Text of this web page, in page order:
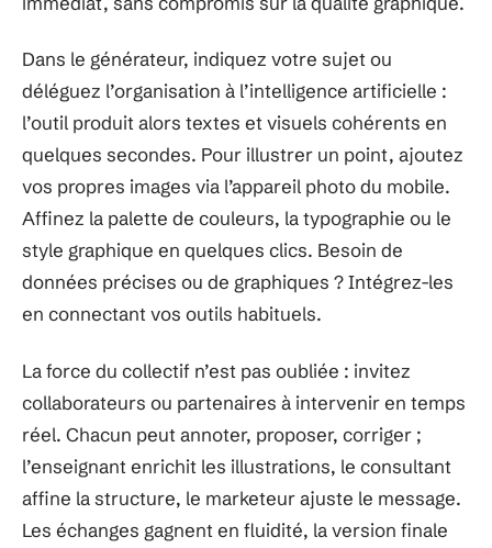
Dans le générateur, indiquez votre sujet ou
déléguez l’organisation à l’intelligence artificielle :
l’outil produit alors textes et visuels cohérents en
quelques secondes. Pour illustrer un point, ajoutez
vos propres images via l’appareil photo du mobile.
Affinez la palette de couleurs, la typographie ou le
style graphique en quelques clics. Besoin de
données précises ou de graphiques ? Intégrez-les
en connectant vos outils habituels.
La force du collectif n’est pas oubliée : invitez
collaborateurs ou partenaires à intervenir en temps
réel. Chacun peut annoter, proposer, corriger ;
l’enseignant enrichit les illustrations, le consultant
affine la structure, le marketeur ajuste le message.
Les échanges gagnent en fluidité, la version finale